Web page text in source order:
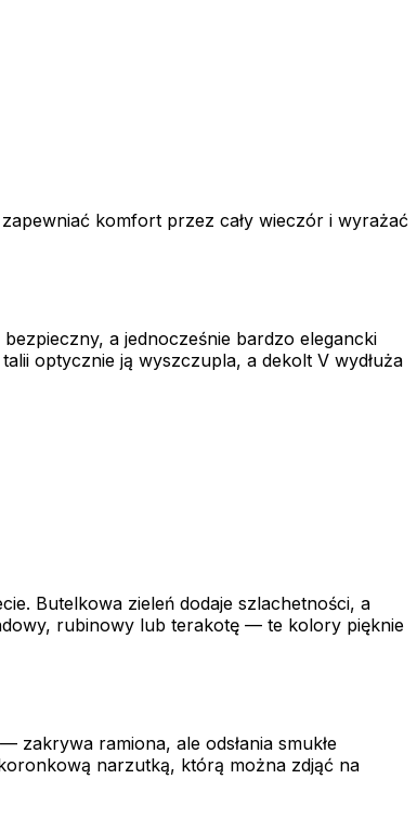
komfort przez cały wieczór i wyrażać
a jednocześnie bardzo elegancki
optycznie ją wyszczupla, a dekolt V wydłuża
Butelkowa zieleń dodaje szlachetności, a
rubinowy lub terakotę — te kolory pięknie
zakrywa ramiona, ale odsłania smukłe
narzutką, którą można zdjąć na